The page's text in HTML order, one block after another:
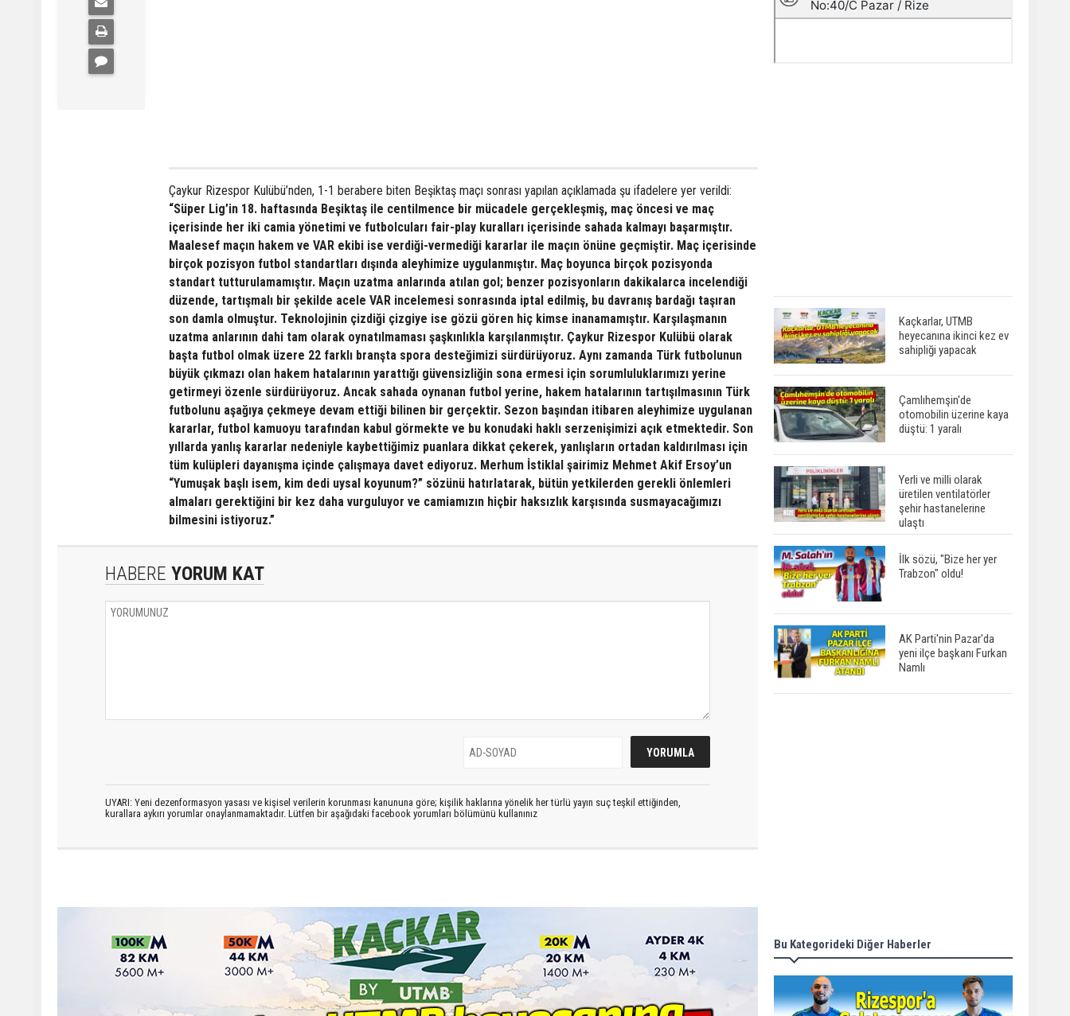
Çaykur Rizespor Kulübü’nden, 1-1 berabere biten Beşiktaş maçı sonrası yapılan açıklamada şu ifadelere yer verildi:
“Süper Lig’in 18. haftasında Beşiktaş ile centilmence bir mücadele gerçekleşmiş, maç öncesi ve maç
içerisinde her iki camia yönetimi ve futbolcuları fair-play kuralları içerisinde sahada kalmayı başarmıştır.
Maalesef maçın hakem ve VAR ekibi ise verdiği-vermediği kararlar ile maçın önüne geçmiştir. Maç içerisinde
birçok pozisyon futbol standartları dışında aleyhimize uygulanmıştır. Maç boyunca birçok pozisyonda
standart tutturulamamıştır. Maçın uzatma anlarında atılan gol; benzer pozisyonların dakikalarca incelendiği
düzende, tartışmalı bir şekilde acele VAR incelemesi sonrasında iptal edilmiş, bu davranış bardağı taşıran
son damla olmuştur. Teknolojinin çizdiği çizgiye ise gözü gören hiç kimse inanamamıştır. Karşılaşmanın
uzatma anlarının dahi tam olarak oynatılmaması şaşkınlıkla karşılanmıştır. Çaykur Rizespor Kulübü olarak
başta futbol olmak üzere 22 farklı branşta spora desteğimizi sürdürüyoruz. Aynı zamanda Türk futbolunun
büyük çıkmazı olan hakem hatalarının yarattığı güvensizliğin sona ermesi için sorumluluklarımızı yerine
getirmeyi özenle sürdürüyoruz. Ancak sahada oynanan futbol yerine, hakem hatalarının tartışılmasının Türk
futbolunu aşağıya çekmeye devam ettiği bilinen bir gerçektir. Sezon başından itibaren aleyhimize uygulanan
kararlar, futbol kamuoyu tarafından kabul görmekte ve bu konudaki haklı serzenişimizi açık etmektedir. Son
yıllarda yanlış kararlar nedeniyle kaybettiğimiz puanlara dikkat çekerek, yanlışların ortadan kaldırılması için
tüm kulüpleri dayanışma içinde çalışmaya davet ediyoruz. Merhum İstiklal şairimiz Mehmet Akif Ersoy’un
“Yumuşak başlı isem, kim dedi uysal koyunum?” sözünü hatırlatarak, bütün yetkilerden gerekli önlemleri
almaları gerektiğini bir kez daha vurguluyor ve camiamızın hiçbir haksızlık karşısında susmayacağımızı
bilmesini istiyoruz.”
HABERE YORUM KAT
UYARI: Yeni dezenformasyon yasası ve kişisel verilerin korunması kanununa göre; kişilik haklarına yönelik her türlü yayın suç teşkil ettiğinden,
kurallara aykırı yorumlar onaylanmamaktadır. Lütfen bir aşağıdaki facebook yorumları bölümünü kullanınız
Kaçkarlar, UTMB
heyecanına ikinci kez ev
sahipliği yapacak
Çamlıhemşin'de
otomobilin üzerine kaya
düştü: 1 yaralı
Yerli ve milli olarak
üretilen ventilatörler
şehir hastanelerine
ulaştı
İlk sözü, "Bize her yer
Trabzon" oldu!
AK Parti'nin Pazar'da
yeni ilçe başkanı Furkan
Namlı
Bu Kategorideki Diğer Haberler